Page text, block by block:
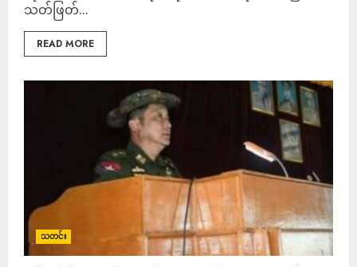
သတ်ဖြတ်...
READ MORE
သတင်း